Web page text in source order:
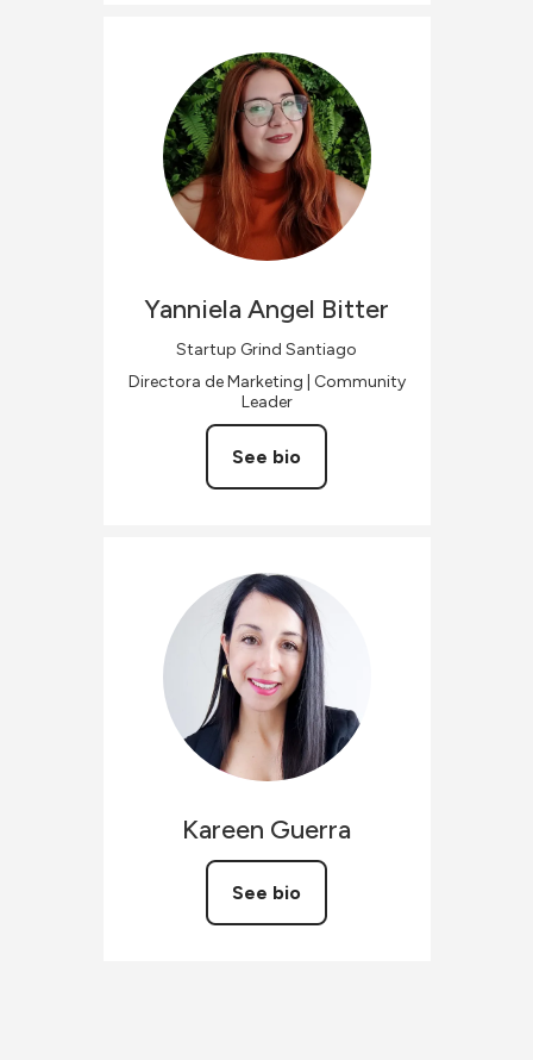
Yanniela Angel Bitter
Startup Grind Santiago
Directora de Marketing | Community
Leader
See bio
Kareen Guerra
See bio